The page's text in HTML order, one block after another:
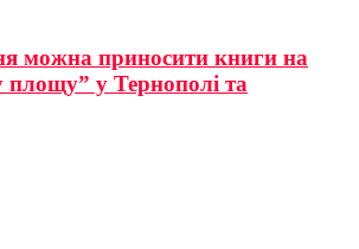
можна приносити книги на
у Тернополі та